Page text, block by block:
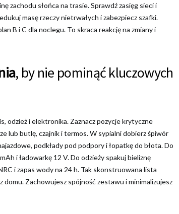
zachodu słońca na trasie. Sprawdź zasięg sieci i
masę rzeczy nietrwałych i zabezpiecz szafki.
B i C dla noclegu. To skraca reakcję na zmiany i
, by nie pominąć kluczowych
odzież i elektronika. Zaznacz pozycje krytyczne
lub butlę, czajnik i termos. W sypialni dobierz śpiwór
podkłady pod podpory i łopatkę do błota. Do
i ładowarkę 12 V. Do odzieży spakuj bieliznę
i zapas wody na 24 h. Tak skonstruowana lista
Zachowujesz spójność zestawu i minimalizujesz